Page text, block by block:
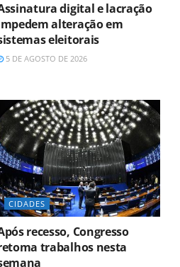
digital e lacração
alteração em
eleitorais
5 DE AGOSTO DE 2026
CIDADES
recesso, Congresso
trabalhos nesta